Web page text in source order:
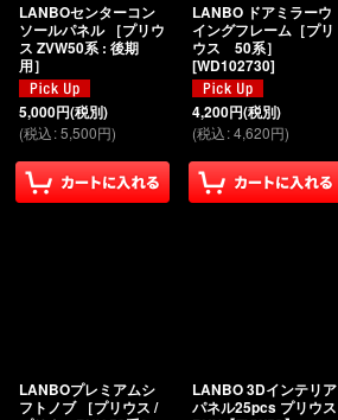
LANBOセンターコン
ソールパネル ［プリウ
ス ZVW50系 : 後期
用］
5,000円(税別)
(税込:5,500円)
LANBO ドアミラーウ
イングフレーム［プリ
ウス 50系］
[WD102730]
4,200円(税別)
(税込:4,620円)
LANBOプレミアムシ
フトノブ ［プリウス /
LANBO 3Dインテリア
パネル25pcs プリウス